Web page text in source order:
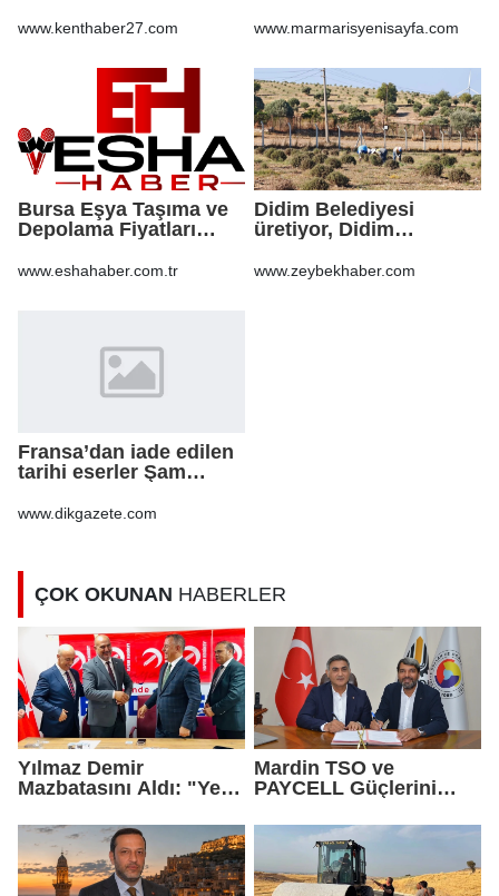
www.kenthaber27.com
anız küle döndü
www.marmarisyenisayfa.com
Bursa Eşya Taşıma ve
Depolama Fiyatları
İçin Bilinmesi
www.eshahaber.com.tr
Didim Belediyesi
üretiyor, Didim
www.zeybekhaber.com
Fransa’dan iade edilen
tarihi eserler Şam
www.dikgazete.com
ÇOK OKUNAN HABERLER
Yılmaz Demir
Mazbatasını Aldı: "Yeni
Geldik"
Mardin TSO ve
PAYCELL Güçlerini